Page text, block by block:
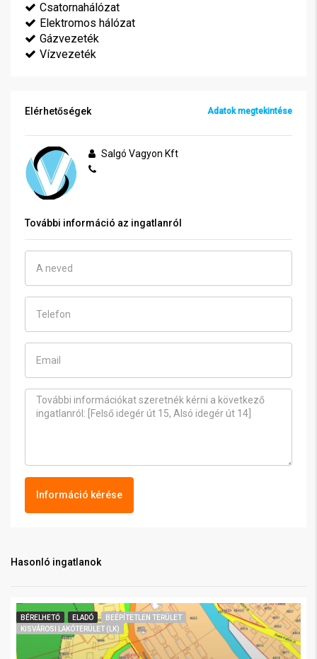
Csatornahálózat
Elektromos hálózat
Gázvezeték
Vízvezeték
Elérhetőségek Adatok megtekintése
Salgó Vagyon Kft
További információ az ingatlanról
Információ kérése
Hasonló ingatlanok
BÉRELHETŐ ELADÓ
BEÉPÍTETLEN TERÜLET
KISVÁROSI LAKÓTERÜLET (LK)